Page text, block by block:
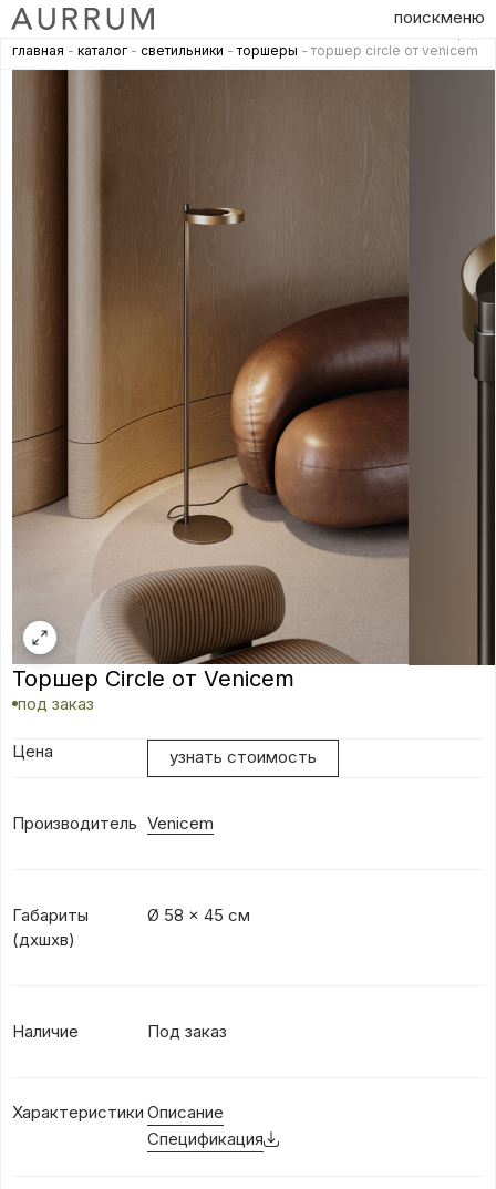
поискменю
главная - каталог - светильники -торшеры - торшер circle от venicem
Торшер Circle от Venicem
под заказ
Цена узнать стоимость
Производитель Venicem
Габариты
(дхшхв)
Ø 58 x 45 см
Наличие Под заказ
Характеристики Описание
Спецификация